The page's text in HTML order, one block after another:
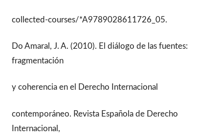
collected-courses/*A9789028611726_05.
Do Amaral, J. A. (2010). El diálogo de las fuentes:
fragmentación
y coherencia en el Derecho Internacional
contemporáneo. Revista Española de Derecho
Internacional,